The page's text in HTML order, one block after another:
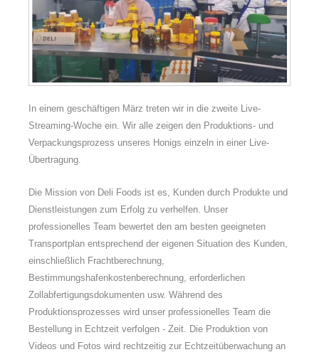
In einem geschäftigen März treten wir in die zweite Live-
Streaming-Woche ein. Wir alle zeigen den Produktions- und
Verpackungsprozess unseres Honigs einzeln in einer Live-
Übertragung.
Die Mission von Deli Foods ist es, Kunden durch Produkte und
Dienstleistungen zum Erfolg zu verhelfen. Unser
professionelles Team bewertet den am besten geeigneten
Transportplan entsprechend der eigenen Situation des Kunden,
einschließlich Frachtberechnung,
Bestimmungshafenkostenberechnung, erforderlichen
Zollabfertigungsdokumenten usw. Während des
Produktionsprozesses wird unser professionelles Team die
Bestellung in Echtzeit verfolgen - Zeit. Die Produktion von
Videos und Fotos wird rechtzeitig zur Echtzeitüberwachung an